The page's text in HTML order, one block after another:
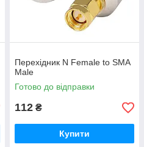
Перехідник N Female to SMA
Male
Готово до відправки
112 ₴
Купити